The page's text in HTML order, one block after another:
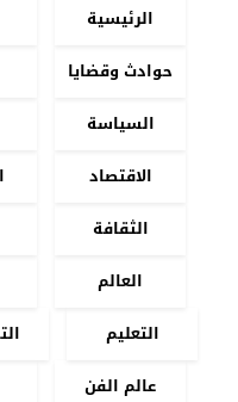
الرئيسية
حوادث وقضايا
السياسة
الاقتصاد
الثقافة
العالم
التعليم
عالم الفن